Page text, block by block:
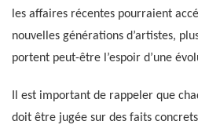
les affaires récentes pourraient
nouvelles générations d’artistes,
portent peut-être l’espoir d’une
Il est important de rappeler que
doit être jugée sur des faits